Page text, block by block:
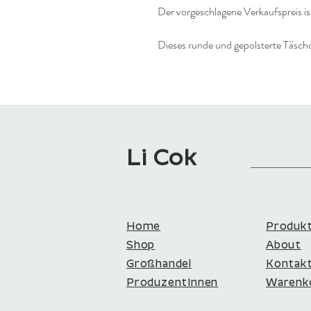
Der vorgeschlagene Verkaufspreis
Dieses runde und gepolsterte
Li Cok
Home
Shop
Großhandel
ProduzentInnen​​
About
Kontakt​​